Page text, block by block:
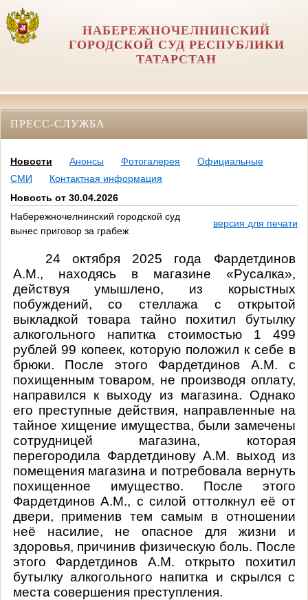
НАБЕРЕЖНОЧЕЛНИНСКИЙ
ГОРОДСКОЙ СУД РЕСПУБЛИКИ
ТАТАРСТАН
ПРЕСС-СЛУЖБА
Новости Анонсы Фотогалерея
Официальные
СМИ
Контактная информация
Новость от 30.04.2026
Набережночелнинский городской суд
вынес приговор за грабеж
версия для печати
24 октября 2025 года Фардетдинов
А.М., находясь в магазине «Русалка»,
действуя умышлено, из корыстных
побуждений, со стеллажа с открытой
выкладкой товара тайно похитил бутылку
алкогольного напитка стоимостью 1 499
рублей 99 копеек, которую положил к себе в
брюки. После этого Фардетдинов А.М. с
похищенным товаром, не производя оплату,
направился к выходу из магазина. Однако
его преступные действия, направленные на
тайное хищение имущества, были замечены
сотрудницей магазина, которая
перегородила Фардетдинову А.М. выход из
помещения магазина и потребовала вернуть
похищенное имущество. После этого
Фардетдинов А.М., с силой оттолкнул её от
двери, применив тем самым в отношении
неё насилие, не опасное для жизни и
здоровья, причинив физическую боль. После
этого Фардетдинов А.М. открыто похитил
бутылку алкогольного напитка и скрылся с
места совершения преступления.